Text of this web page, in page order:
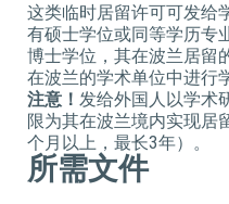
这类临时居留许可可发给
有硕士学位或同等学历专
博士学位，其在波兰居留
在波兰的学术单位中进行
注意！ 发给外国人以学术
限为其在波兰境内实现居
个月以上，最长3年）。
所需文件